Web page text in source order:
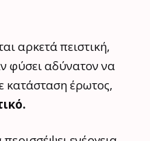
αρκετά πειστική,
φύσει αδύνατον να
κατάσταση έρωτος,